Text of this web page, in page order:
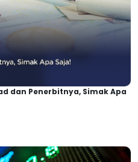
dan Penerbitnya, Simak Apa